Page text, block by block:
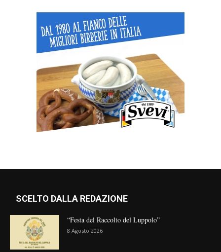
SCELTO DALLA REDAZIONE
“Festa del Raccolto del Luppolo”
8 Agosto 2026